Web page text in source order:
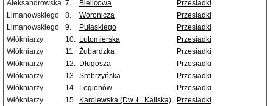
Aleksandrowska 7. Bielicowa
Przesiadki
Limanowskiego
8. Woronicza
Przesiadki
Limanowskiego
9. Pułaskiego
Przesiadki
Włókniarzy
10. Lutomierska
Przesiadki
Włókniarzy
11. Żubardzka
Przesiadki
Włókniarzy
12. Długosza
Przesiadki
Włókniarzy
13. Srebrzyńska
Przesiadki
Włókniarzy
14. Legionów
Przesiadki
Włókniarzy
15. Karolewska (Dw. Ł. Kaliska)
Przesiadki